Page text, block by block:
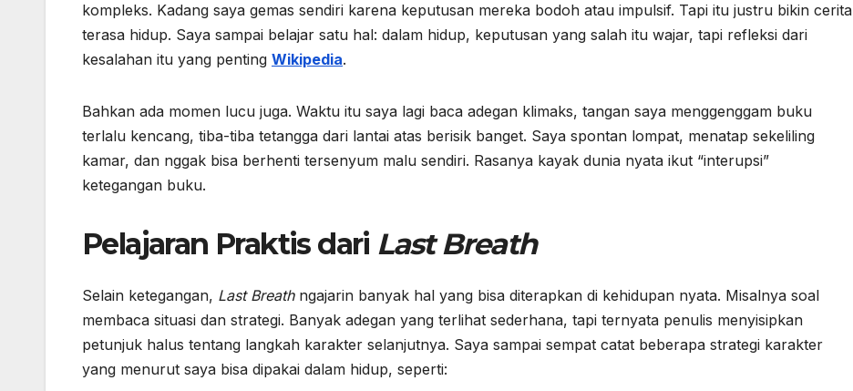
kompleks. Kadang saya gemas sendiri karena keputusan mereka bodoh atau impulsif. Tapi itu justru bikin cerita
terasa hidup. Saya sampai belajar satu hal: dalam hidup, keputusan yang salah itu wajar, tapi refleksi dari
kesalahan itu yang penting Wikipedia.
Bahkan ada momen lucu juga. Waktu itu saya lagi baca adegan klimaks, tangan saya menggenggam buku
terlalu kencang, tiba-tiba tetangga dari lantai atas berisik banget. Saya spontan lompat, menatap sekeliling
kamar, dan nggak bisa berhenti tersenyum malu sendiri. Rasanya kayak dunia nyata ikut “interupsi”
ketegangan buku.
Pelajaran Praktis dari Last Breath
Selain ketegangan, Last Breathngajarin banyak hal yang bisa diterapkan di kehidupan nyata. Misalnya soal
membaca situasi dan strategi. Banyak adegan yang terlihat sederhana, tapi ternyata penulis menyisipkan
petunjuk halus tentang langkah karakter selanjutnya. Saya sampai sempat catat beberapa strategi karakter
yang menurut saya bisa dipakai dalam hidup, seperti: